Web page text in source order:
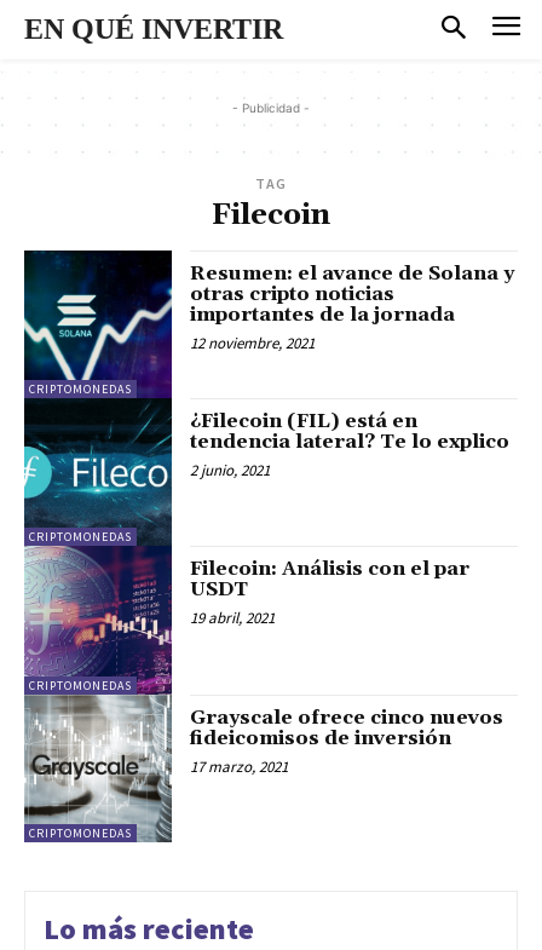
EN QUÉ INVERTIR
- Publicidad -
TAG
Filecoin
CRIPTOMONEDAS
Resumen: el avance de Solana y
otras cripto noticias
importantes de la jornada
12 noviembre, 2021
CRIPTOMONEDAS
¿Filecoin (FIL) está en
tendencia lateral? Te lo explico
2 junio, 2021
CRIPTOMONEDAS
Filecoin: Análisis con el par
USDT
19 abril, 2021
CRIPTOMONEDAS
Grayscale ofrece cinco nuevos
fideicomisos de inversión
17 marzo, 2021
Lo más reciente